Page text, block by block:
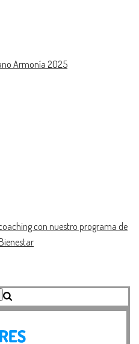
Armonía 2025
con nuestro programa de